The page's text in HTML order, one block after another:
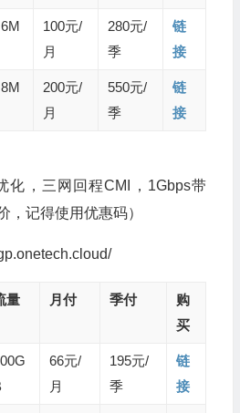
6M
100元/
月
280元/
季
链
接
8M
200元/
月
550元/
季
链
接
化，三网回程CMI，1Gbps带
，记得使用优惠码）
量 月付 季付
购
买
66元/
月
195元/
季
链
接